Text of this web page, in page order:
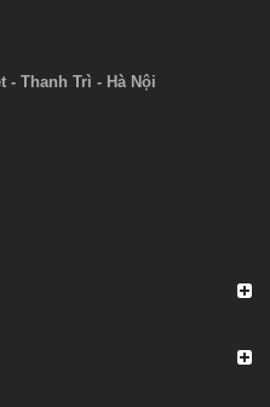
- Thanh Trì - Hà Nội